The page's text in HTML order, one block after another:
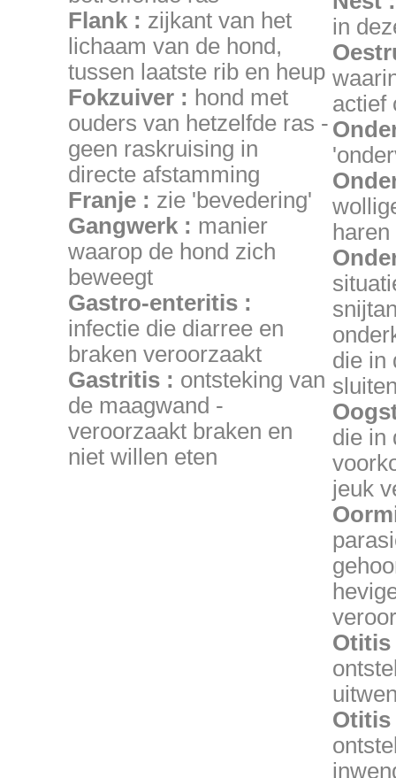
Flank : zijkant van het
lichaam van de hond,
tussen laatste rib en heup
Fokzuiver : hond met
ouders van hetzelfde ras -
geen raskruising in
directe afstamming
Franje : zie 'bevedering'
Gangwerk : manier
waarop de hond zich
beweegt
Gastro-enteritis :
infectie die diarree en
braken veroorzaakt
Gastritis : ontsteking van
de maagwand -
veroorzaakt braken en
niet willen eten
in
actief
die in
die in
jeuk
Otitis
Otitis